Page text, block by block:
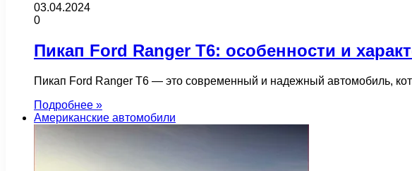
03.04.2024
0
Пикап Ford Ranger T6: особенности и
Пикап Ford Ranger T6 — это современный и надежный автомобиль,
Подробнее »
Американские автомобили